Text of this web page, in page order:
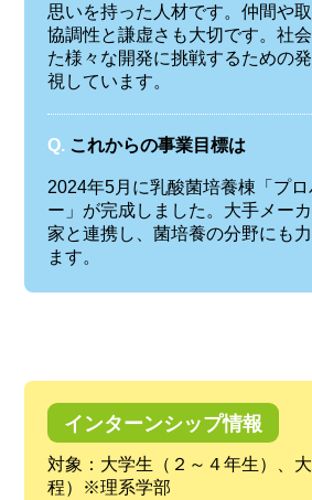
思いを持った人材です。仲間や
協調性と謙虚さも大切です。社
た様々な開発に挑戦するための
視しています。
Q. これからの事業目標は
2024年5月に乳酸菌培養棟「プ
ー」が完成しました。大手メー
家と連携し、菌培養の分野にも
ます。
インターンシップ情報
対象：大学生（２～４年生）、
程）※理系学部